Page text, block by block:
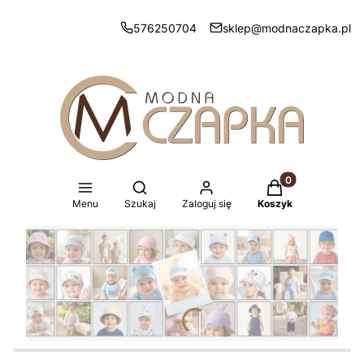
576250704 sklep@modnaczapka.pl
Menu
Otwórz wyszukiwarkę
Szukaj Zaloguj się
Produkty w
Koszyk